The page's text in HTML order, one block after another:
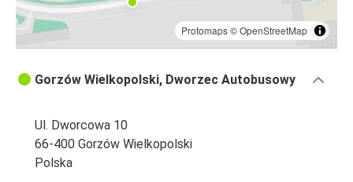
Protomaps©OpenStreetMap
Gorzów Wielkopolski, Dworzec Autobusowy
Ul. Dworcowa 10
66-400 Gorzów Wielkopolski
Polska